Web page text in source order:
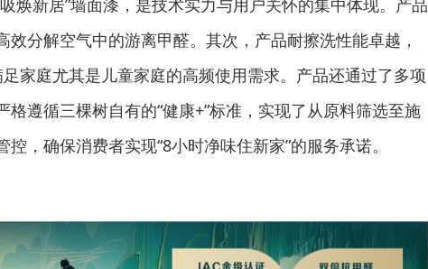
焕新居”墙面漆，是技术实力与用户关怀的集中体现。产品
效分解空气中的游离甲醛。其次，产品耐擦洗性能卓越，
家庭尤其是儿童家庭的高频使用需求。产品还通过了多项
格遵循三棵树自有的“健康+”标准，实现了从原料筛选至施
，确保消费者实现“8小时净味住新家”的服务承诺。